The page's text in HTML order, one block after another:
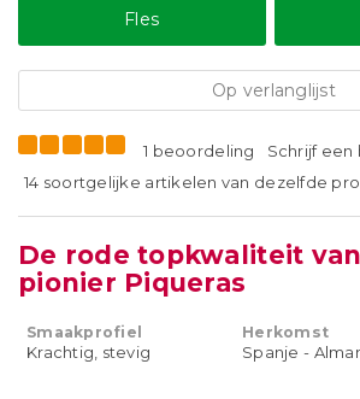
Fles
Op verlanglijst
1 beoordeling
Schrijf
14 soortgelijke artikelen van dezelfde
De rode topkwaliteit
pionier Piqueras
Smaakprofiel
Krachtig, stevig
Herkomst
Spanje -